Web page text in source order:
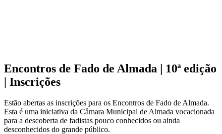
Encontros de Fado de Almada | 10ª edição
| Inscrições
Estão abertas as inscrições para os Encontros de Fado de Almada.
Esta é uma iniciativa da Câmara Municipal de Almada vocacionada
para a descoberta de fadistas pouco conhecidos ou ainda
desconhecidos do grande público.